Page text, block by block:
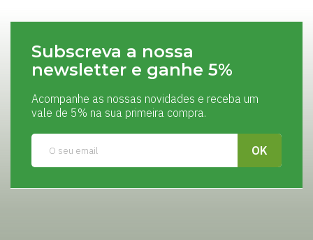
Subscreva a nossa
newsletter e ganhe 5%
Acompanhe as nossas novidades e receba um
vale de 5% na sua primeira compra.